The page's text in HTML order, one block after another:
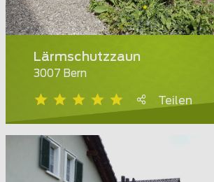
Lärmschutzzaun
3007 Bern
Teilen